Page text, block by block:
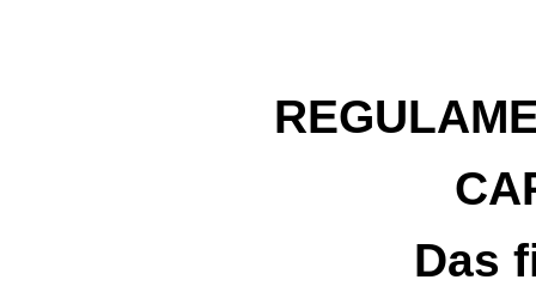
Das